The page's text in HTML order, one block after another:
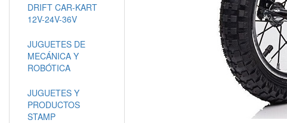
DRIFT CAR-KART
12V-24V-36V
JUGUETES DE
MECÁNICA Y
ROBÓTICA
JUGUETES Y
PRODUCTOS
STAMP